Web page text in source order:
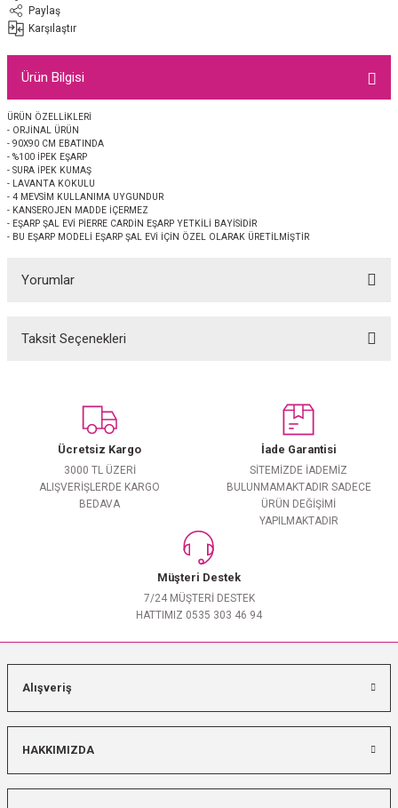
EŞARP 2025-2026 SONBAHAR KIŞ
EŞARP
JAKAR ŞAL
İpek Koton Şal
ŞAL
ŞAL
Paylaş
Karşılaştır
Ürün Bilgisi
ÜRÜN ÖZELLİKLERİ
- ORJİNAL ÜRÜN
- 90X90 CM EBATINDA
- %100 İPEK EŞARP
- SURA İPEK KUMAŞ
- LAVANTA KOKULU
- 4 MEVSİM KULLANIMA UYGUNDUR
- KANSEROJEN MADDE İÇERMEZ
- EŞARP ŞAL EVİ PİERRE CARDİN EŞARP YETKİLİ BAYİSİDİR
- BU EŞARP MODELİ EŞARP ŞAL EVİ İÇİN ÖZEL OLARAK ÜRETİLMİŞTİR
Yorumlar
Taksit Seçenekleri
Ücretsiz Kargo
3000 TL ÜZERİ
ALIŞVERİŞLERDE KARGO
BEDAVA
İade Garantisi
SİTEMİZDE İADEMİZ
BULUNMAMAKTADIR SADECE
ÜRÜN DEĞİŞİMİ
YAPILMAKTADIR
Müşteri Destek
7/24 MÜŞTERİ DESTEK
HATTIMIZ 0535 303 46 94
Alışveriş
HAKKIMIZDA